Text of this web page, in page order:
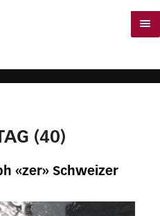
(40)
«zer» Schweizer